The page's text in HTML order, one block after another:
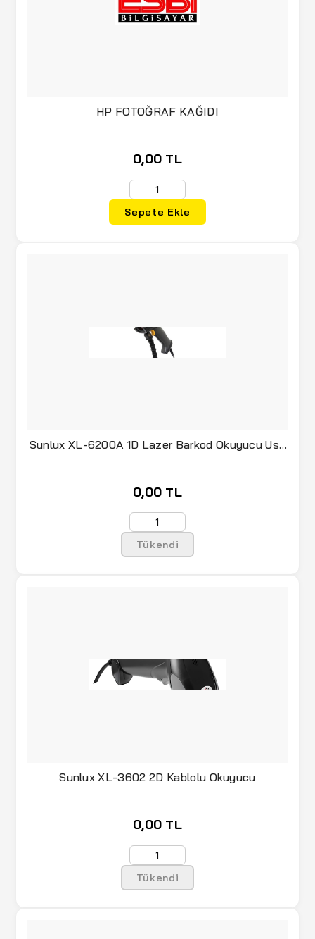
HP FOTOĞRAF KAĞIDI
0,00 TL
Sepete Ekle
Sunlux XL-6200A 1D Lazer Barkod Okuyucu Usb
0,00 TL
Tükendi
Sunlux XL-3602 2D Kablolu Okuyucu
0,00 TL
Tükendi